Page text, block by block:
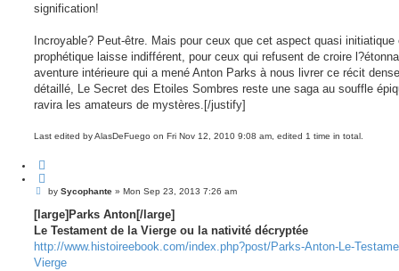
signification!
Incroyable? Peut-être. Mais pour ceux que cet aspect quasi initiatique
prophétique laisse indifférent, pour ceux qui refusent de croire
aventure intérieure qui a mené Anton Parks à nous livrer ce récit
détaillé, Le Secret des Etoiles Sombres reste une saga au souffle
ravira les amateurs de mystères.[/justify]
Last edited byAlasDeFuego on Fri Nov 12, 2010 9:08 am, edited 1 time in total.
o
e
P
s
by Sycophante» Mon Sep 23, 2013 7:26 am
[large]Parks Anton[/large]
Le Testament de la Vierge ou la nativité décryptée
http://www.histoireebook.com/index.php?post/Parks-Anton-Le-
Vierge